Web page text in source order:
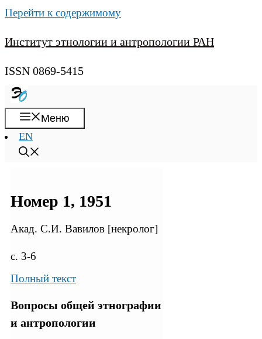
Перейти к содержимому
Институт этнологии и антропологии РАН
ISSN 0869-5415
Меню
EN
Номер 1, 1951
Акад. С.И. Вавилов [некролог]
с. 3-6
Полный текст
Вопросы общей этнографии
и антропологии